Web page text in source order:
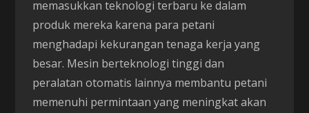
memasukkan teknologi terbaru ke dalam
produk mereka karena para petani
menghadapi kekurangan tenaga kerja yang
besar. Mesin berteknologi tinggi dan
peralatan otomatis lainnya membantu petani
memenuhi permintaan yang meningkat akan